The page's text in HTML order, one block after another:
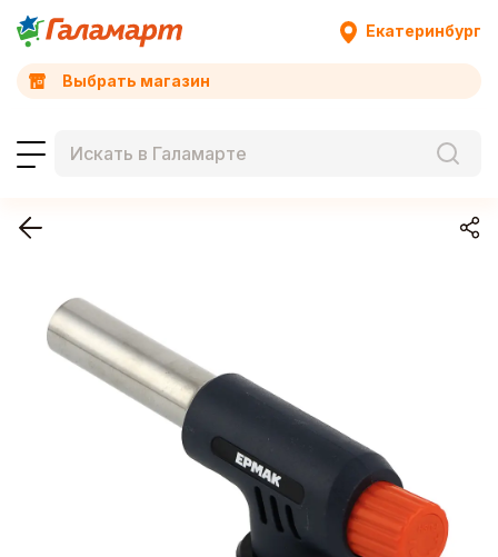
Екатеринбург
Выбрать магазин